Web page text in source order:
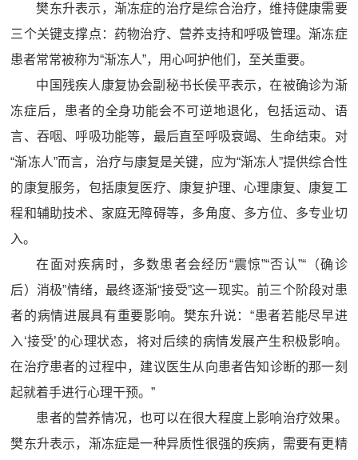
樊东升表示，渐冻症的治疗是综合治疗，维持健康需要
三个关键支撑点：药物治疗、营养支持和呼吸管理。渐冻症
患者常常被称为“渐冻人”，用心呵护他们，至关重要。
中国残疾人康复协会副秘书长侯平表示，在被确诊为渐
冻症后，患者的全身功能会不可逆地退化，包括运动、语
言、吞咽、呼吸功能等，最后直至呼吸衰竭、生命结束。对
“渐冻人”而言，治疗与康复是关键，应为“渐冻人”提供综合性
的康复服务，包括康复医疗、康复护理、心理康复、康复工
程和辅助技术、家庭无障碍等，多角度、多方位、多专业切
入。
在面对疾病时，多数患者会经历“震惊”“否认”“（确诊
后）消极”情绪，最终逐渐“接受”这一现实。前三个阶段对患
者的病情进展具有重要影响。樊东升说：“患者若能尽早进
入‘接受’的心理状态，将对后续的病情发展产生积极影响。
在治疗患者的过程中，建议医生从向患者告知诊断的那一刻
起就着手进行心理干预。”
患者的营养情况，也可以在很大程度上影响治疗效果。
樊东升表示，渐冻症是一种异质性很强的疾病，需要有更精